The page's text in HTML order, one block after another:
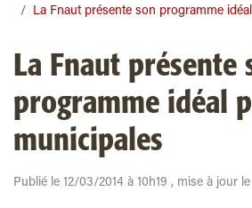
La Fnaut présente son programme
La Fnaut présente
programme idéal
municipales
Publié le 12/03/2014 à 10h19 , mise à jour